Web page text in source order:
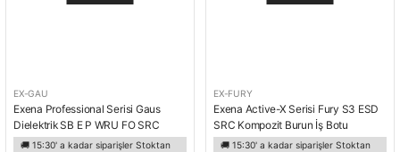
EX-GAU
Exena Professional Serisi Gaus
Dielektrik SB E P WRU FO SRC
Kompozit Burun İş Ayakkabısı
🚚 15:30' a kadar siparişler Stoktan
EX-FURY
Exena Active-X Serisi Fury S3 ESD
SRC Kompozit Burun İş Botu
🚚 15:30' a kadar siparişler Stoktan